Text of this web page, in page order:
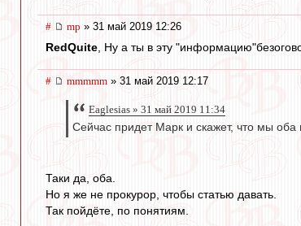
# mp » 31 май 2019 12:26
RedQuite , Ну а ты в эту
# mmmmm » 31 май 2019 12:17
Eaglesias » 31 май 2019 11:34
Сейчас придет Марк и скажет, что мы
Таки да, оба.
Но я же не прокурор, чтобы статью давать.
Так пойдёте, по понятиям.